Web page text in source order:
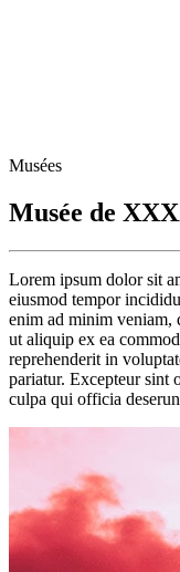
Musées
Musée de
Lorem ipsum dolor sit
eiusmod tempor
enim ad minim veniam,
ut aliquip ex ea
reprehenderit in
pariatur. Excepteur sint
culpa qui officia